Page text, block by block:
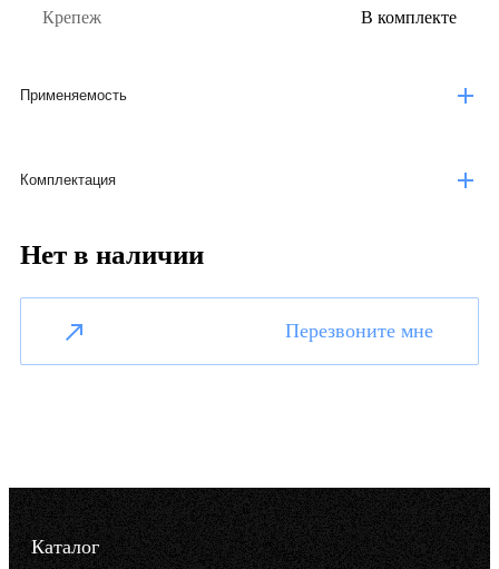
Крепеж В комплекте
Применяемость
Комплектация
Нет в наличии
Перезвоните мне
Каталог